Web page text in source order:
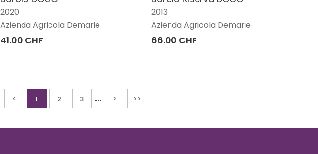
2020
Azienda Agricola Demarie
41.00 CHF
2013
Azienda Agricola Demarie
66.00 CHF
< 1 2 3 ... > >>